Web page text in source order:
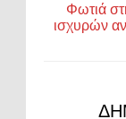
Φωτιά
ισχυρών